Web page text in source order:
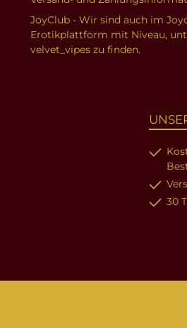
JoyClub - Wir sind auch im
Erotikplattform mit Niveau,
velvet_vipes zu finden.
30